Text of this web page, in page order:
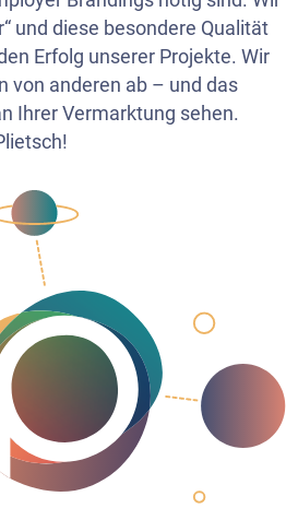
und diese besondere Qualität
Erfolg unserer Projekte. Wir
von anderen ab – und das
Ihrer Vermarktung sehen.